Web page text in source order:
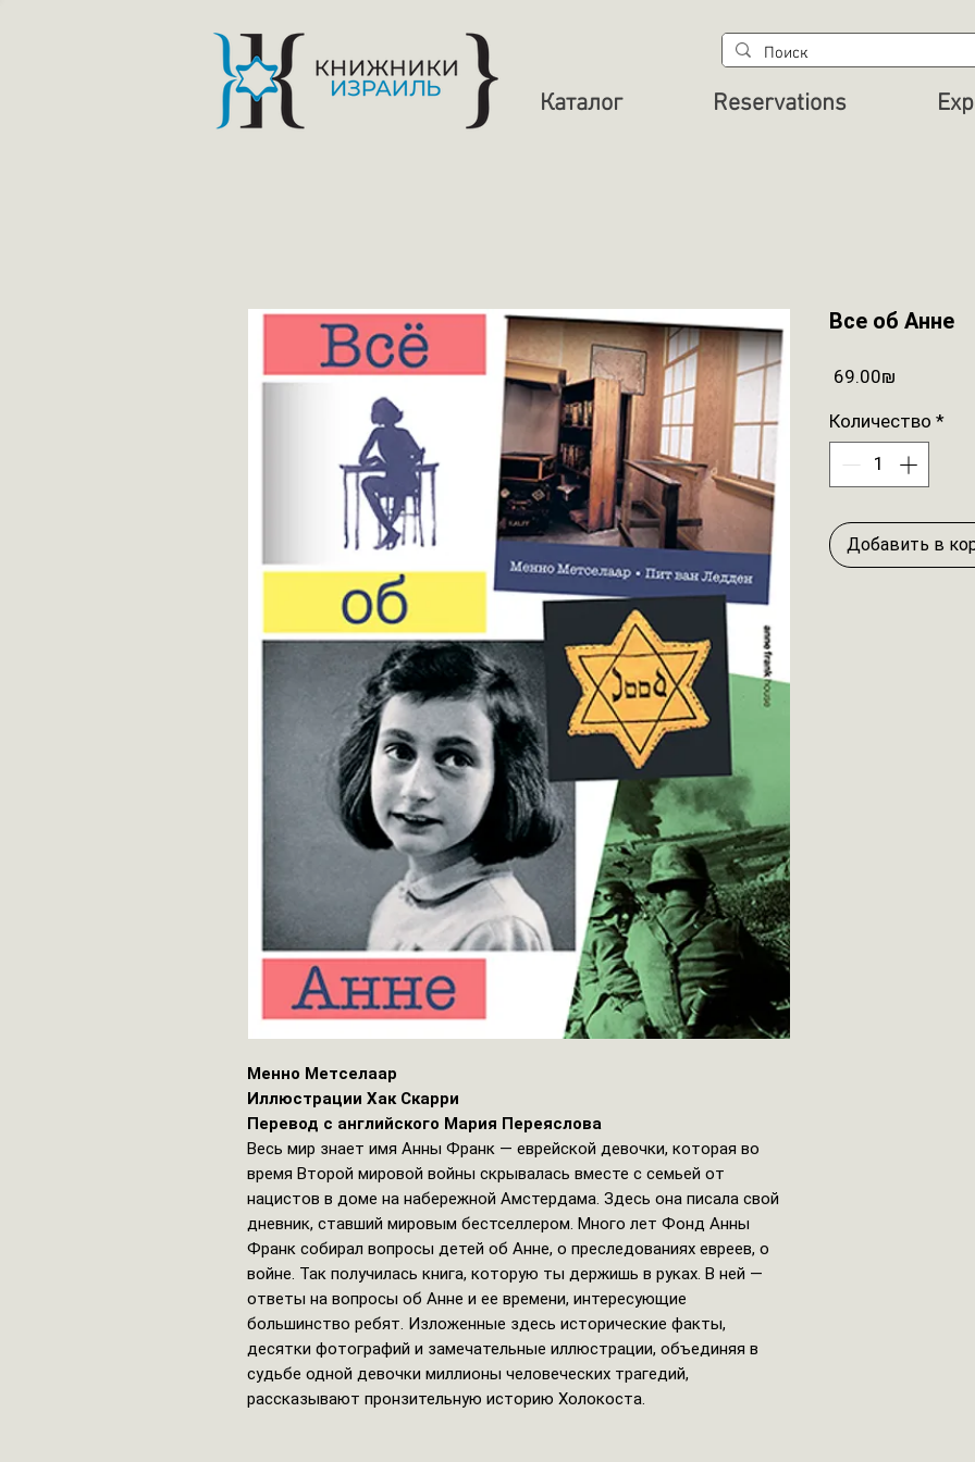
Каталог Reservations
Менно Метселаар
Иллюстрации Хак Скарри
Перевод с английского Мария Переяслова
Весь мир знает имя Анны Франк — еврейской девочки, которая во
время Второй мировой войны скрывалась вместе с семьей от
нацистов в доме на набережной Амстердама. Здесь она писала свой
дневник, ставший мировым бестселлером. Много лет Фонд Анны
Франк собирал вопросы детей об Анне, о преследованиях евреев, о
войне. Так получилась книга, которую ты держишь в руках. В ней —
ответы на вопросы об Анне и ее времени, интересующие
большинство ребят. Изложенные здесь исторические факты,
десятки фотографий и замечательные иллюстрации, объединяя в
судьбе одной девочки миллионы человеческих трагедий,
рассказывают пронзительную историю Холокоста.
Все об Анне
‏69.00 ‏₪
Количество *
Добавить в